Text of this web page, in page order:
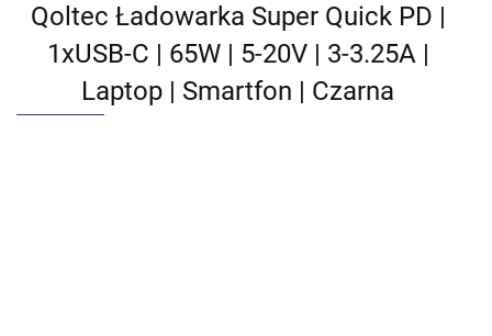
Zgody cookies
Qoltec Ładowarka Super Quick PD |
1xUSB-C | 65W | 5-20V | 3-3.25A |
Laptop | Smartfon | Czarna